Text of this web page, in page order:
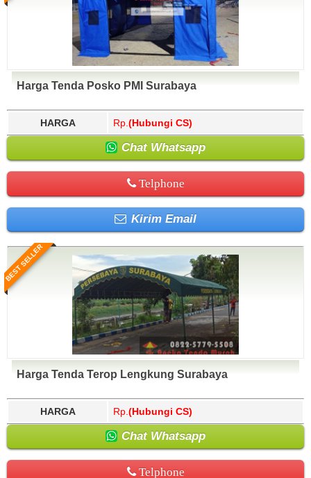
Harga Tenda Posko PMI Surabaya
HARGA Rp. (Hubungi CS)
Chat Whatsapp
Telphone
Kirim Email
BEST SELLER
Harga Tenda Terop Lengkung Surabaya
HARGA Rp. (Hubungi CS)
Chat Whatsapp
Telphone